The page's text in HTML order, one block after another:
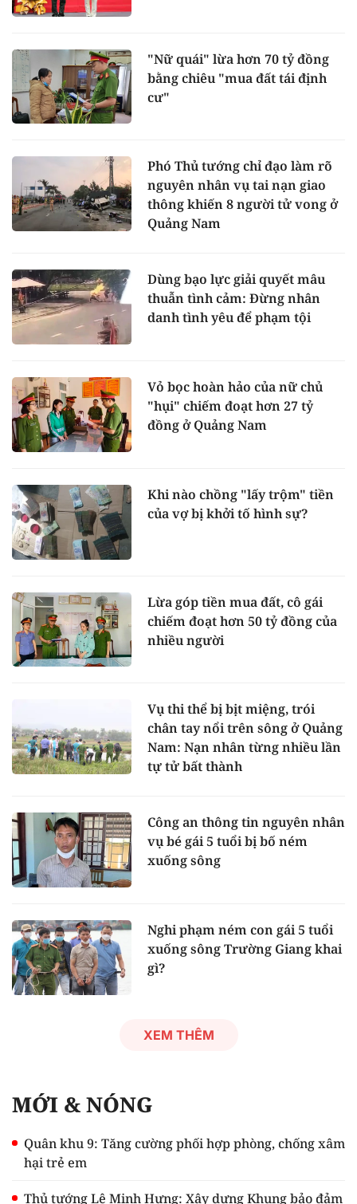
"Nữ quái" lừa hơn 70 tỷ đồng
bằng chiêu "mua đất tái định
cư"
Phó Thủ tướng chỉ đạo làm rõ
nguyên nhân vụ tai nạn giao
thông khiến 8 người tử vong ở
Quảng Nam
Dùng bạo lực giải quyết mâu
thuẫn tình cảm: Đừng nhân
danh tình yêu để phạm tội
Vỏ bọc hoàn hảo của nữ chủ
"hụi" chiếm đoạt hơn 27 tỷ
đồng ở Quảng Nam
Khi nào chồng "lấy trộm" tiền
của vợ bị khởi tố hình sự?
Lừa góp tiền mua đất, cô gái
chiếm đoạt hơn 50 tỷ đồng của
nhiều người
Vụ thi thể bị bịt miệng, trói
chân tay nổi trên sông ở Quảng
Nam: Nạn nhân từng nhiều lần
tự tử bất thành
Công an thông tin nguyên nhân
vụ bé gái 5 tuổi bị bố ném
xuống sông
Nghi phạm ném con gái 5 tuổi
xuống sông Trường Giang khai
gì?
XEM THÊM
MỚI & NÓNG
Quân khu 9: Tăng cường phối hợp phòng, chống xâm
hại trẻ em
Thủ tướng Lê Minh Hưng: Xây dựng Khung bảo đảm